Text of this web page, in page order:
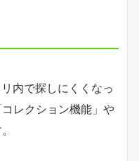
内で探しにくくなっ
レクション機能」や